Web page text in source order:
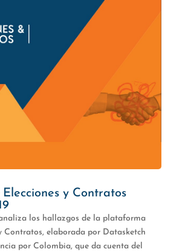
y Contratos
los hallazgos de la plataforma
Contratos, elaborada por Datasketch
por Colombia, que da cuenta del